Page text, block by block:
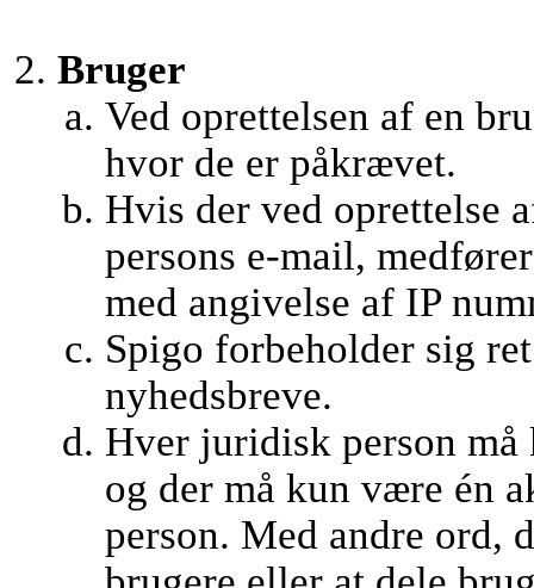
Bruger
Ved oprettelsen af en
hvor de er påkrævet.
Hvis der ved oprettelse
persons e-mail,
med angivelse af IP
Spigo forbeholder sig
nyhedsbreve.
Hver juridisk person må
og der må kun være én
person. Med andre ord,